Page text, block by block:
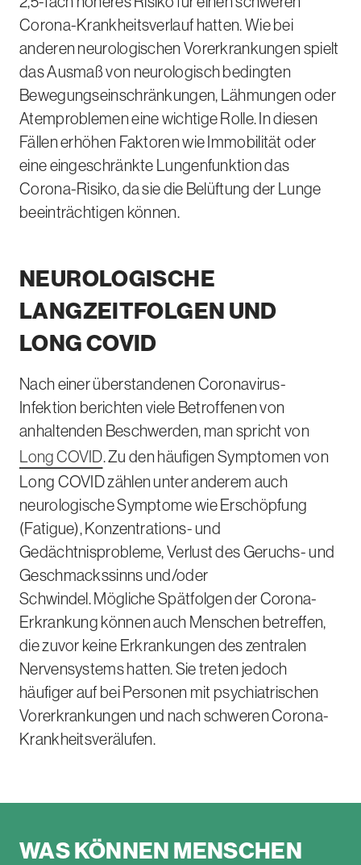
Corona-Krankheitsverlauf hatten. Wie bei
anderen neurologischen Vorerkrankungen spielt
das Ausmaß von neurologisch bedingten
Bewegungseinschränkungen, Lähmungen oder
Atemproblemen eine wichtige Rolle. In diesen
Fällen erhöhen Faktoren wie Immobilität oder
eine eingeschränkte Lungenfunktion das
Corona-Risiko, da sie die Belüftung der Lunge
beeinträchtigen können.
NEUROLOGISCHE
LANGZEITFOLGEN UND
LONG COVID
Nach einer überstandenen Coronavirus-
Infektion berichten viele Betroffenen von
anhaltenden Beschwerden, man spricht von
Long COVID.Zu den häufigen Symptomen von
Long COVIDzählen unter anderem auch
neurologische Symptome wie Erschöpfung
(Fatigue), Konzentrations- und
Gedächtnisprobleme, Verlust des Geruchs- und
Geschmackssinns und/oder
Schwindel. Mögliche Spätfolgen der Corona-
Erkrankung können auch Menschen betreffen,
die zuvor keine Erkrankungen des zentralen
Nervensystems hatten. Sie treten jedoch
häufiger auf bei Personen mit psychiatrischen
Vorerkrankungen und nach schweren Corona-
Krankheitsverälufen.
WAS KÖNNEN MENSCHEN